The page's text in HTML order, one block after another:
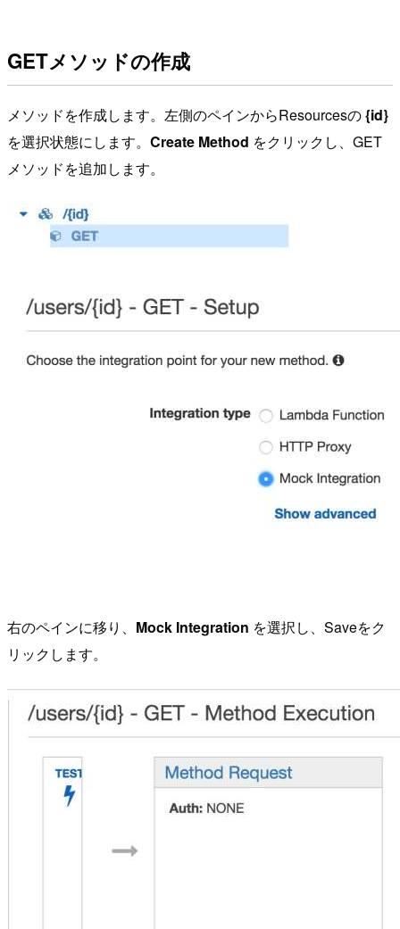
GETメソッドの作成
メソッドを作成します。左側のペインからResourcesの{id}
を選択状態にします。 Create Method をクリックし、GET
メソッドを追加します。
右のペインに移り、 Mock Integration を選択し、Saveをク
リックします。